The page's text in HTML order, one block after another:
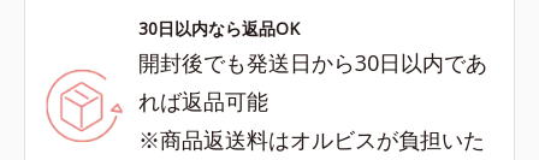
30日以内なら返品OK
開封後でも発送日から30日以内であ
れば返品可能
※商品返送料はオルビスが負担いた